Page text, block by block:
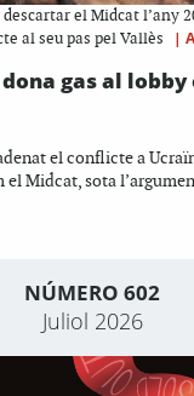
el Midcat l’any
al seu pas pel Vallès
|
dona gas al
el conflicte a
el Midcat, sota
NÚMERO 602
Juliol 2026